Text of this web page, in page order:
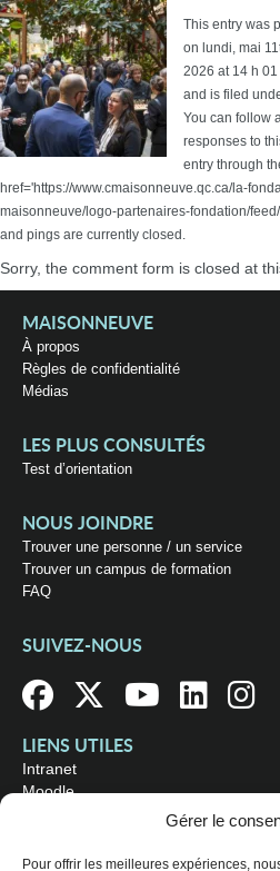
Gérer le
Pour offrir les meilleures expériences,
This entry was
on lundi, mai
2026 at 14 h 01
and is filed
You can follow
responses to
entry through
href='https://www.cmaisonneuve.qc.ca/la-
maisonneuve/logo-partenaires-fondation/
and pings are currently closed.
Sorry, the comment form is closed at
MAISONNEUVE
À propos
Règles de confidentialité
Médias
LES PLUS CONSULTÉS
Test d’orientation
NOUS JOINDRE
Trouver une personne / un service
Trouver un campus de formation
FAQ
SUIVEZ-NOUS
LIENS UTILES
Intranet
Moodle